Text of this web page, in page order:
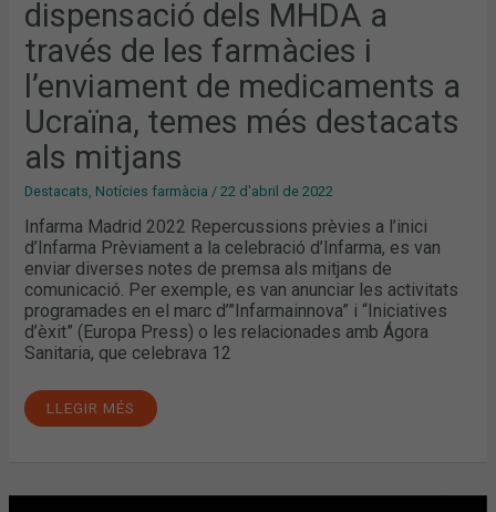
dispensació dels MHDA a
través de les farmàcies i
l’enviament de medicaments a
Ucraïna, temes més destacats
als mitjans
Destacats Notícies farmàcia /22 d'abril de 2022
Infarma Madrid 2022 Repercussions prèvies a l’inici
d’Infarma Prèviament a la celebració d’Infarma, es van
enviar diverses notes de premsa als mitjans de
comunicació. Per exemple, es van anunciar les activitats
programades en el marc d’”Infarmainnova” i “Iniciatives
d’èxit” (Europa Press) o les relacionades amb Ágora
Sanitaria, que celebrava 12
LLEGIR MÉS